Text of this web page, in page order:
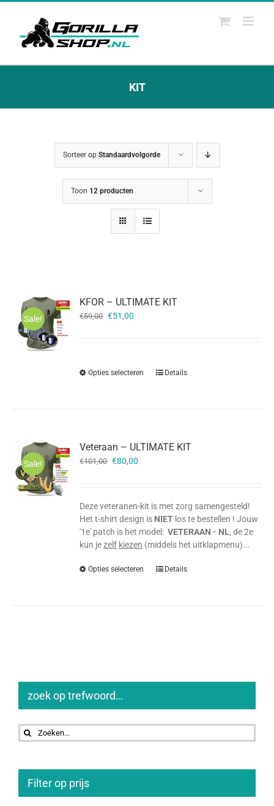
Ga
KIT
Sorteer op Standaardvolgorde
Toon 12 producten
Sale!
KFOR – ULTIMATE KIT
€59,00 Oorspronkelijke
€51,00
Opties selecteren Details
Sale!
Veteraan – ULTIMATE KIT
€101,00 Oorspronkelijke
€80,00
Deze veteranen-kit is met zorg samengesteld!
Het t-shirt design is NIET los te bestellen ! Jouw
'1e' patch is het model:VETERAAN - NL, de 2e
kun jezelf kiezen (middels het uitklapmenu)...
Opties selecteren Details
zoek op trefwoord…
Zoeken
naar:
Filter op prijs